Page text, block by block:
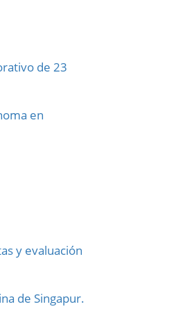
de 23
en
y evaluación
de Singapur.